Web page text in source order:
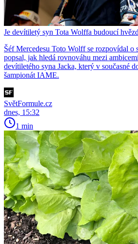
Je devítiletý syn Tota Wolffa budoucí
Šéf Mercedesu Toto Wolff se rozpovídal o
popsal, jak hledá rovnováhu mezi
devítiletého syna Jacka, který v současné
šampionát IAME.
SvětFormule.cz
dnes, 15:32
1 min